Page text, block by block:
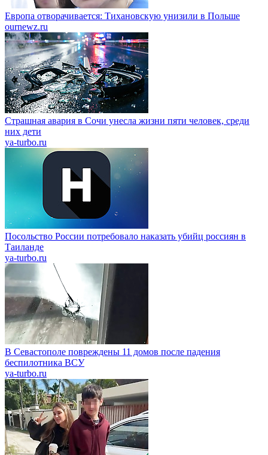
Европа отворачивается: Тихановскую унизили в Польше
ournewz.ru
Страшная авария в Сочи унесла жизни пяти человек, среди
них дети
ya-turbo.ru
Посольство России потребовало наказать убийц россиян в
Таиланде
ya-turbo.ru
В Севастополе повреждены 11 домов после падения
беспилотника ВСУ
ya-turbo.ru